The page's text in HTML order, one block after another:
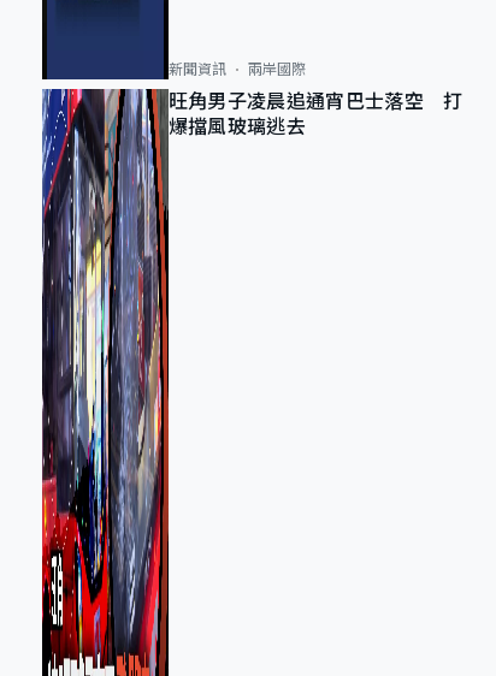
新聞資訊 兩岸國際
旺角男子凌晨追通宵巴士落空 打
爆擋風玻璃逃去